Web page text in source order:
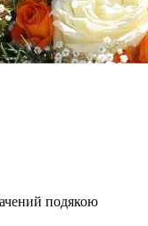
подякою